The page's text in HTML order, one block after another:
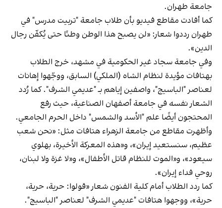
جامعة طهران.
كما أفادت مقاطع فيديو بأن طلاب جامعة "تربيت مدرس" في
طهران رددوا شعار: «لن يصبح هذا الوطن وطنًا حتى يُكفّن رجال
الدين».
وفي جامعة سجاد غير الحكومية في مشهد، خرج الطلاب
بهتافات مؤيدة لنظام الشاه (الملكي) السابق، ووجّهوا إهانات
لعناصر "الباسيج"، واصفين إياهم بـ "عديمي الشرف". كما رُدد
الشعار نفسه في جامعة أصفهان الصناعية، حيث رفع
المحتجون أيضًا علم "الأسد والشمس" داخل الحرم الجامعي.
وأظهرت مقاطع من جامعة الزهراء هتافات مثل: «نحن شعب
عظيم، سنستعيد إيران»، و«هذه المعركة الأخيرة، بهلوي
سيعود»، و«الموت للنظام قاتل الأطفال»، و«لا غزة ولا لبنان،
روحي فداء إيران».
كما ردد الطلاب أمام كلية الفنون شعار «قولوا: حرية، حرية،
حرية»، ووجهوا هتافات "عديمي الشرف" لعناصر "الباسيج".